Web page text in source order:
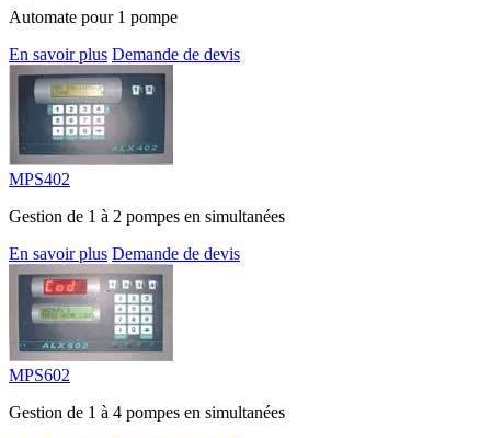
Automate pour 1 pompe
En savoir plus Demande de devis
MPS402
Gestion de 1 à 2 pompes en simultanées
En savoir plus Demande de devis
MPS602
Gestion de 1 à 4 pompes en simultanées